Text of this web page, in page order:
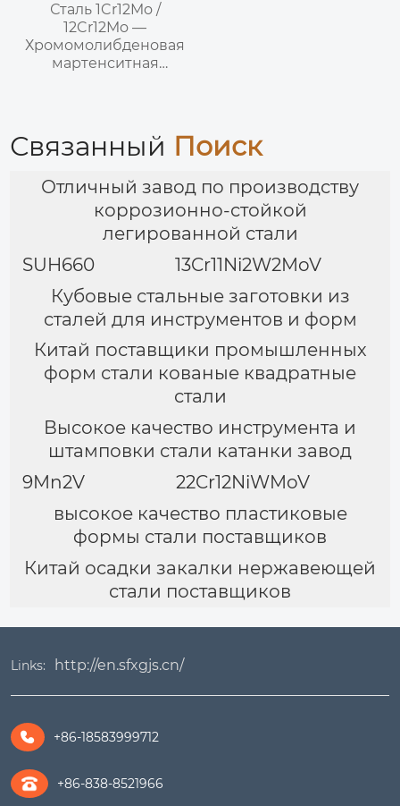
Сталь 1Cr12Mo /
12Cr12Mo —
Хромомолибденовая
мартенситная
Связанный Поиск
Отличный завод по производству
коррозионно-стойкой
легированной стали
SUH660
13Cr11Ni2W2MoV
Кубовые стальные заготовки из
сталей для инструментов и форм
Китай поставщики промышленных
форм стали кованые квадратные
стали
Высокое качество инструмента и
штамповки стали катанки завод
9Mn2V
22Cr12NiWMoV
высокое качество пластиковые
формы стали поставщиков
Китай осадки закалки нержавеющей
стали поставщиков
Links: http://en.sfxgjs.cn/
 +86-18583999712
+86-838-8521966